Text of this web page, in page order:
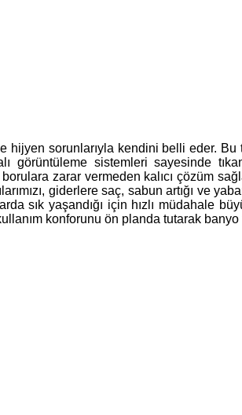
sorunlarıyla kendini belli eder. Bu
görüntüleme sistemleri sayesinde
zarar vermeden kalıcı çözüm
giderlere saç, sabun artığı ve
sık yaşandığı için hızlı müdahale
konforunu ön planda tutarak banyo